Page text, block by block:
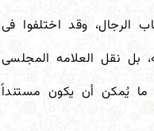
الرجال، وقد اختلفوا فی
بل نقل العلامه المجلسى
یُمکن أن یکون مستنداً